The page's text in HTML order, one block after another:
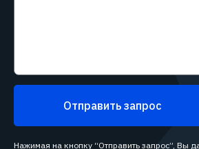
Отправить запрос
Нажимая на кнопку “Отправить запрос”, Вы